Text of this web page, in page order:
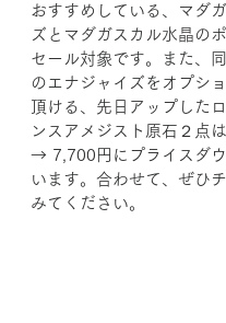
おすすめしている、マダ
ズとマダガスカル水晶の
セール対象です。また、
のエナジャイズをオプシ
頂ける、先日アップした
ンスアメジスト原石２点
→ 7,700円にプライスダ
います。合わせて、ぜひ
みてください。